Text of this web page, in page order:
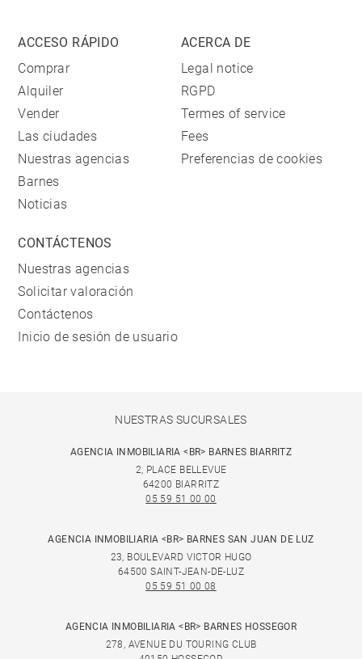
ACCESO RÁPIDO
Comprar
Alquiler
Vender
Las ciudades
Nuestras agencias
Barnes
Noticias
ACERCA DE
Legal notice
RGPD
Termes of service
Fees
Preferencias de cookies
CONTÁCTENOS
Nuestras agencias
Solicitar valoración
Contáctenos
Inicio de sesión de usuario
NUESTRAS SUCURSALES
AGENCIA INMOBILIARIA <BR> BARNES BIARRITZ
2, PLACE BELLEVUE
64200 BIARRITZ
05 59 51 00 00
AGENCIA INMOBILIARIA <BR> BARNES SAN JUAN DE LUZ
23, BOULEVARD VICTOR HUGO
64500 SAINT-JEAN-DE-LUZ
05 59 51 00 08
AGENCIA INMOBILIARIA <BR> BARNES HOSSEGOR
278, AVENUE DU TOURING CLUB